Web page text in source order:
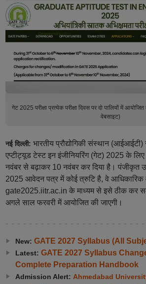
गेट 2025 परीक्षा प्रत्येक परीक्षा दिवस पर दो पालियों में
वेबसाइट)
नई दिल्ली: भारतीय प्रौद्योगिकी संस्थान
एप्टीट्यूड टेस्ट इन इंजीनियरिंग (गेट) 2025 के
नवंबर से बढ़ाकर 10 नवंबर कर दिया है। पंजीकृत
2025 आवेदन पत्र में कोई त्रुटि है, वे आधिकारिक
gate2025.iitr.ac.in के माध्यम से इसे ठीक कर
अगले साल फरवरी में आयोजित की जाएगी।
New: GATE 2027 Syllabus (All
Latest: GATE 2027 Syllabus
Complete Preparation Handbook
Admission Alert: Ahmedabad